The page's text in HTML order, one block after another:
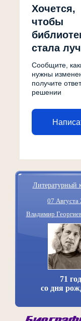
Хочется,
чтобы
стала
Сообщите,
нужны
получите
решении
Литературный
07 Августа
Владимир
71 год
со дня